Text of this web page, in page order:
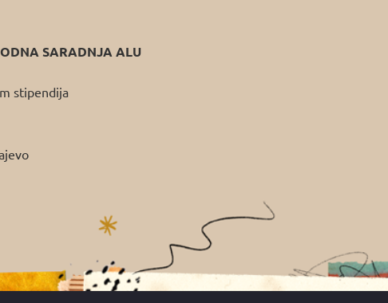
SARADNJA ALU
stipendija